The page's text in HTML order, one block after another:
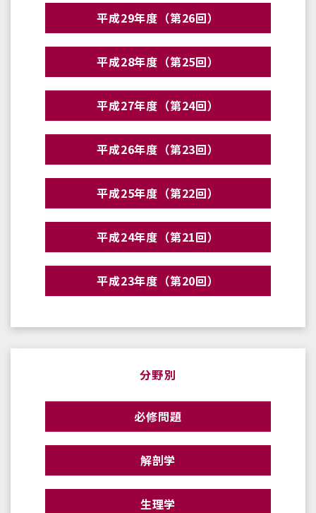
平成29年度（第26回）
平成28年度（第25回）
平成27年度（第24回）
平成26年度（第23回）
平成25年度（第22回）
平成24年度（第21回）
平成23年度（第20回）
分野別
必修問題
解剖学
生理学